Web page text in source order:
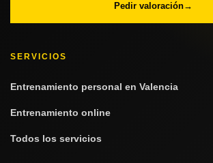
Pedir valoración→
SERVICIOS
Entrenamiento personal en Valencia
Entrenamiento online
Todos los servicios